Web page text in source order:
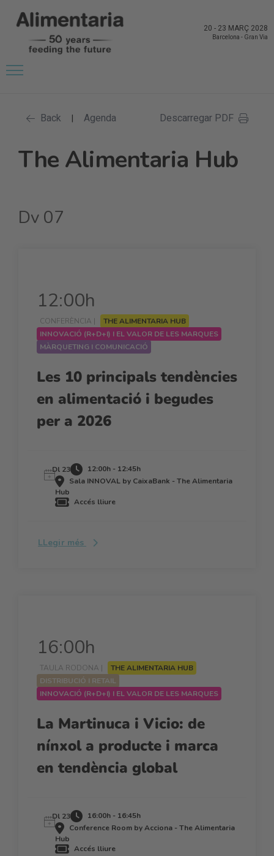
20 - 23 MARÇ 2028
Barcelona - Gran Via
Back | Agenda Descarregar PDF
The Alimentaria Hub
Dv 07
12:00h
CONFERÈNCIA |
THE ALIMENTARIA HUB
INNOVACIÓ (R+D+I) I EL VALOR DE LES MARQUES
MÀRQUETING I COMUNICACIÓ
Les 10 principals tendències
en alimentació i begudes
per a 2026
Dl 23
12:00h - 12:45h
Sala INNOVAL by CaixaBank - The Alimentaria
Hub
Accés lliure
LLegir més
16:00h
TAULA RODONA |
THE ALIMENTARIA HUB
DISTRIBUCIÓ I RETAIL
INNOVACIÓ (R+D+I) I EL VALOR DE LES MARQUES
La Martinuca i Vicio: de
nínxol a producte i marca
en tendència global
Dl 23
16:00h - 16:45h
Conference Room by Acciona - The Alimentaria
Hub
Accés lliure